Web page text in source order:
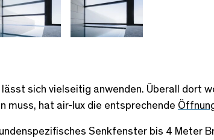
sich vielseitig anwenden. Überall dort
muss, hat air-lux die entsprechende
Senkfenster bis 4 Meter